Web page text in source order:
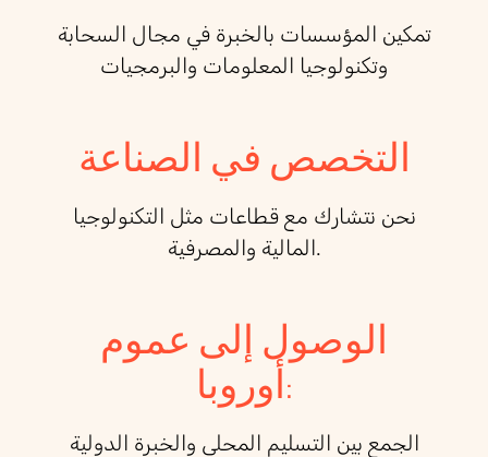
تمكين المؤسسات بالخبرة في مجال السحابة
وتكنولوجيا المعلومات والبرمجيات
التخصص في الصناعة
نحن نتشارك مع قطاعات مثل التكنولوجيا
المالية والمصرفية.
الوصول إلى عموم
أوروبا:
الجمع بين التسليم المحلي والخبرة الدولية